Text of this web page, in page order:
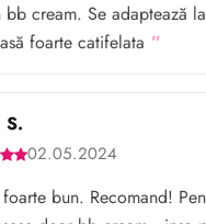
bb cream. Se adaptează
foarte catifelata
S.
02.05.2024
bun. Recomand!